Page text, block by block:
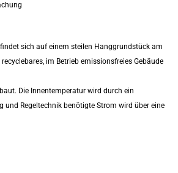
sich auf einem steilen Hanggrundstück am
im Betrieb emissionsfreies Gebäude
Die Innentemperatur wird durch ein
und Regeltechnik benötigte Strom wird über eine